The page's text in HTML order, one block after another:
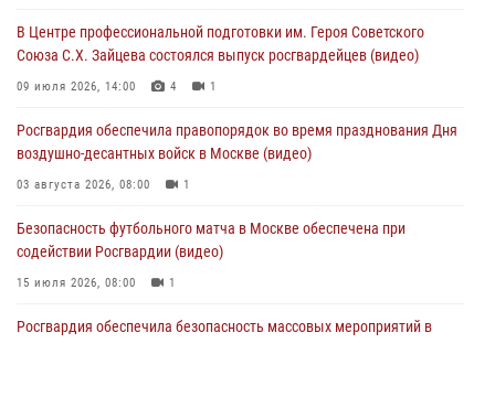
05 августа 2026, 12:35
Делегация МВД Республики Беларусь ознакомилась с передовыми
04 августа 2026, 18:16 5
В Центре профессиональной подготовки им. Героя Советского
Союза С.Х. Зайцева состоялся выпуск росгвардейцев (видео)
09 июля 2026, 14:00 4 1
Росгвардия обеспечила правопорядок во время празднования Дня
воздушно-десантных войск в Москве (видео)
03 августа 2026, 08:00 1
Безопасность футбольного матча в Москве обеспечена при
содействии Росгвардии (видео)
15 июля 2026, 08:00 1
Росгвардия обеспечила безопасность массовых мероприятий в